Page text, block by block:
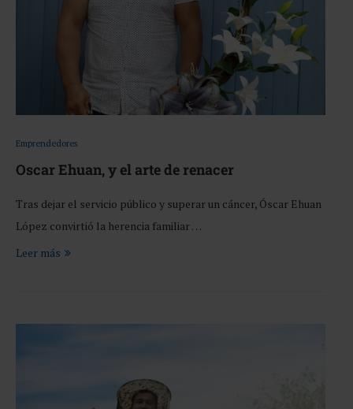
Emprendedores
Oscar Ehuan, y el arte de renacer
Tras dejar el servicio público y superar un cáncer, Óscar Ehuan
López convirtió la herencia familiar …
Leer más